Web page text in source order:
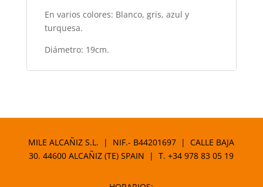
En varios colores: Blanco, gris, azul y
turquesa.
Diámetro: 19cm.
MILE ALCAÑIZ S.L. | NIF.- B44201697 | CALLE BAJA
30. 44600 ALCAÑIZ (TE) SPAIN | T.+34 978 83 05 19